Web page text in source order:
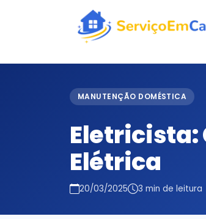
MANUTENÇÃO DOMÉSTICA
Eletricista:
Elétrica
20/03/2025 3 min de leitura